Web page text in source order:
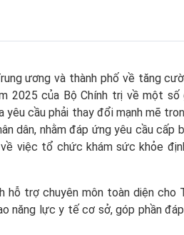
ương và thành phố về tăng
2025 của Bộ Chính trị về một
yêu cầu phải thay đổi mạnh mẽ
dân, nhằm đáp ứng yêu cầu
việc tổ chức khám sức khỏe
hỗ trợ chuyên môn toàn diện
năng lực y tế cơ sở, góp phần